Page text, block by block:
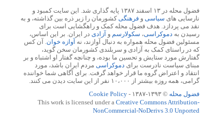
فضول محله در ۱۳ اسفند ۱۳۸۷ پایه گذاری شد. این سایت کمبود و
نارسایی های سیاسی و فرهنگیکشورمان را زیر ذره بین گذاشته، و به
نقد می پردازد. هدف فضول محله کمک و راهگشایی است برای
رسیدن به دموکراسی، سکولارسم و آزادی در ایران. بر این اساس،
مسئولین فضول محله همواره به دنبال آوازند، نه آوازه خوان. آن کس
که در راستای کمک به آزادی و سربلندی کشورمان سخن گوید،
گفتارش مورد ستایش و تحسین ما بوده، و چنانچه گفتار او اشتباه و بر
مبنای سیاست نادرست برای دموکراسی مردم ایران باشد، مورد
انتقاد و اعتراض گروه ما قرار خواهد گرفت. برای آگاهی شما خواننده
گرامی، همه روزه بیشتر از ۱۰،۰۰۰ نفر از این سایت دیدن می کنند.
فضول محله © ۱۳۹۳-۱۳۸۷ -
Cookie Policy
This work is licensed under a Creative Commons Attribution-
NonCommercial-NoDerivs 3.0 Unported